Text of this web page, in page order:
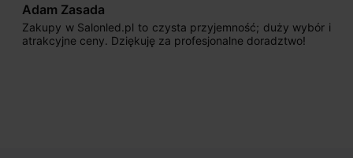
Adam Zasada
Zakupy w Salonled.pl to czysta przyjemność; duży wybór i
atrakcyjne ceny. Dziękuję za profesjonalne doradztwo!